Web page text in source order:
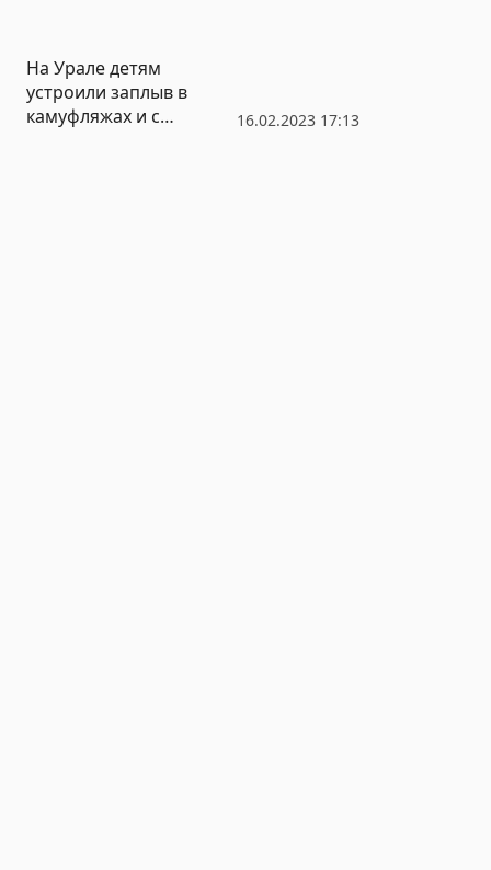
16.02.2023 17:13
На Урале детям
устроили заплыв в
камуфляжах и с